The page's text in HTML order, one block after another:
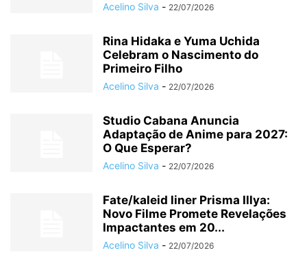
Acelino Silva - 22/07/2026
Rina Hidaka e Yuma Uchida
Celebram o Nascimento do
Primeiro Filho
Acelino Silva - 22/07/2026
Studio Cabana Anuncia
Adaptação de Anime para 2027:
O Que Esperar?
Acelino Silva - 22/07/2026
Fate/kaleid liner Prisma Illya:
Novo Filme Promete Revelações
Impactantes em 20...
Acelino Silva - 22/07/2026